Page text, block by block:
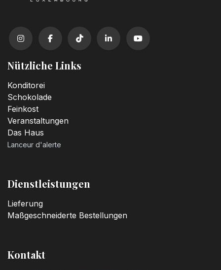
Nützliche Links
Konditorei
Schokolade
Feinkost
Veranstaltungen
Das Haus
Lanceur d'alerte
Dienstleistungen
Lieferung
Maßgeschneiderte Bestellungen
Kontakt